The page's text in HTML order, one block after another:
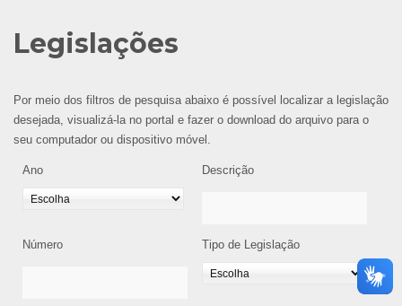
Legislações
Por meio dos filtros de pesquisa abaixo é possível localizar a legislação
desejada, visualizá-la no portal e fazer o download do arquivo para o
seu computador ou dispositivo móvel.
Ano Descrição
Número Tipo de Legislação